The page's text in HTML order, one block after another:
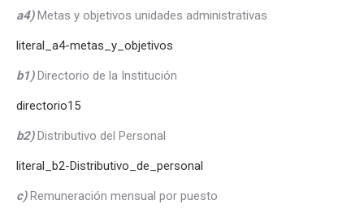
a4)Metas y objetivos unidades administrativas
literal_a4-metas_y_objetivos
b1)Directorio de la Institución
directorio15
b2)Distributivo del Personal
literal_b2-Distributivo_de_personal
c)Remuneración mensual por puesto